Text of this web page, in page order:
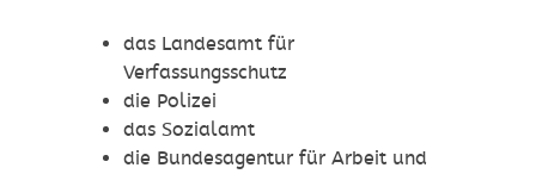
das Landesamt für
Verfassungsschutz
die Polizei
das Sozialamt
die Bundesagentur für Arbeit und